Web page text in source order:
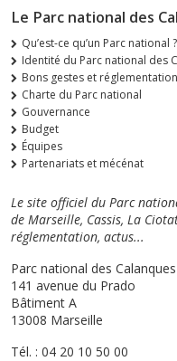
Le Parc national des
Qu’est-ce qu’un Parc national ?
Identité du Parc national des
Bons gestes et
Charte du Parc national
Gouvernance
Budget
Équipes
Partenariats et mécénat
Le site officiel du Parc
de Marseille, Cassis, La
réglementation, actus...
Parc national des Calanques
141 avenue du Prado
Bâtiment A
13008 Marseille
Tél. : 04 20 10 50 00